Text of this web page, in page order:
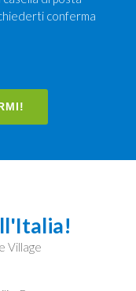
conferma
Village